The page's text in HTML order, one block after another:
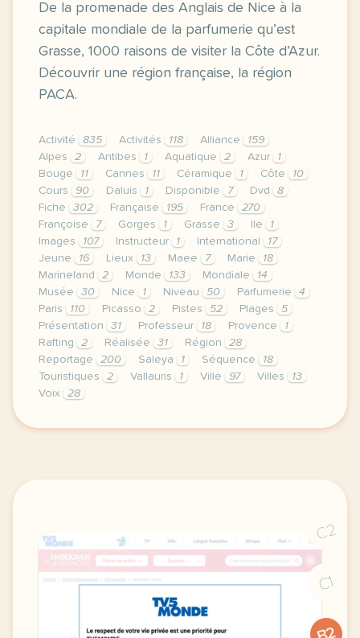
De la promenade des Anglais de Nice à la
capitale mondiale de la parfumerie qu’est
Grasse, 1000 raisons de visiter la Côte d’Azur.
Découvrir une région française, la région
PACA.
Activité 835 Activités 118 Alliance
159
Alpes
2 Antibes 1 Aquatique 2 Azur
1
Bouge
11 Cannes 11 Céramique 1 Côte
10
Cours
90 Daluis 1 Disponible 7 Dvd
8
Fiche
302 Française 195 France
270
Françoise
7 Gorges 1 Grasse 3 Ile
1
Images
107 Instructeur 1 International
17
Jeune
16 Lieux 13 Maee 7 Marie
18
Marineland
2 Monde 133 Mondiale
14
Musée
30 Nice 1 Niveau 50 Parfumerie
4
Paris
110 Picasso 2 Pistes 52 Plages
5
Présentation
31 Professeur 18 Provence
1
Rafting
2 Réalisée 31 Région
28
Reportage
200 Saleya 1 Séquence
18
Touristiques
2 Vallauris 1 Ville 97 Villes
13
Voix
28
le respect de votre vie privee est une priorite
C2
C1